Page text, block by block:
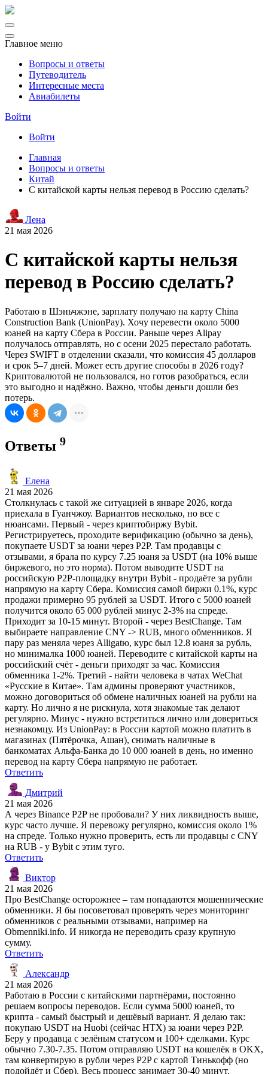
Главное меню
Вопросы и ответы
Путеводитель
Интересные места
Авиабилеты
Войти
Войти
Главная
Вопросы и ответы
Китай
С китайской карты нельзя перевод в Россию сделать?
Лена
21 мая 2026
С китайской карты нельзя
перевод в Россию сделать?
Работаю в Шэньчжэне, зарплату получаю на карту China
Construction Bank (UnionPay). Хочу перевести около 5000
юаней на карту Сбера в России. Раньше через Alipay
получалось отправлять, но с осени 2025 перестало работать.
Через SWIFT в отделении сказали, что комиссия 45 долларов
и срок 5–7 дней. Может есть другие способы в 2026 году?
Криптовалютой не пользовался, но готов разобраться, если
это выгодно и надёжно. Важно, чтобы деньги дошли без
потерь.
Ответы 9
Елена
21 мая 2026
Столкнулась с такой же ситуацией в январе 2026, когда
приехала в Гуанчжоу. Вариантов несколько, но все с
нюансами. Первый - через криптобиржу Bybit.
Регистрируетесь, проходите верификацию (обычно за день),
покупаете USDT за юани через P2P. Там продавцы с
отзывами, я брала по курсу 7.25 юаня за USDT (на 10% выше
биржевого, но это норма). Потом выводите USDT на
российскую P2P-площадку внутри Bybit - продаёте за рубли
напрямую на карту Сбера. Комиссия самой биржи 0.1%, курс
продажи примерно 95 рублей за USDT. Итого с 5000 юаней
получится около 65 000 рублей минус 2-3% на спреде.
Приходит за 10-15 минут. Второй - через BestChange. Там
выбираете направление CNY -> RUB, много обменников. Я
пару раз меняла через Alligatю, курс был 12.8 юаня за рубль,
но минималка 1000 юаней. Переводите с китайской карты на
российский счёт - деньги приходят за час. Комиссия
обменника 1-2%. Третий - найти человека в чатах WeChat
«Русские в Китае». Там админы проверяют участников,
можно договориться об обмене наличных юаней на рубли на
карту. Но лично я не рискнула, хотя знакомые так делают
регулярно. Минус - нужно встретиться лично или довериться
незнакомцу. Из UnionPay: в России картой можно платить в
магазинах (Пятёрочка, Ашан), снимать наличные в
банкоматах Альфа-Банка до 10 000 юаней в день, но именно
перевод на карту Сбера напрямую не работает.
Ответить
Дмитрий
21 мая 2026
А через Binance P2P не пробовали? У них ликвидность выше,
курс часто лучше. Я перевожу регулярно, комиссия около 1%
на спреде. Только нужно проверить, есть ли продавцы с CNY
на RUB - у Bybit с этим туго.
Ответить
Виктор
21 мая 2026
Про BestChange осторожнее – там попадаются мошеннические
обменники. Я бы посоветовал проверять через мониторинг
обменников с реальными отзывами, например на
Obmenniki.info. И никогда не переводить сразу крупную
сумму.
Ответить
Александр
21 мая 2026
Работаю в России с китайскими партнёрами, постоянно
решаем вопросы переводов. Если сумма 5000 юаней, то
крипта - самый быстрый и дешёвый вариант. Я делаю так:
покупаю USDT на Huobi (сейчас HTX) за юани через P2P.
Беру у продавца с зелёным статусом и 100+ сделками. Курс
обычно 7.30-7.35. Потом отправляю USDT на кошелёк в OKX,
там конвертирую в рубли через P2P с картой Тинькофф (но
подойдёт и Сбер). Весь процесс занимает 30-40 минут,